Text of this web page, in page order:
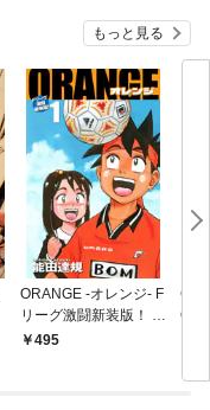
もっと見る
ORANGE -オレンジ- F
リーグ激闘新装版！ 第
１巻495